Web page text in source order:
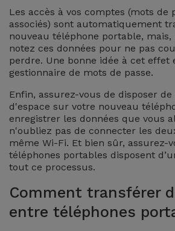
Étuis et Sacs
Traceurs et
Accessoires
Auto et
Vélo
Accessoires
d'ordinateur
Accessoires
iPad et
Les accès à vos comptes (mots de
associés) sont automatiquement
nouveau téléphone portable,
notez ces données pour ne pas
perdre. Une bonne idée à cet effet
gestionnaire de mots de passe.
Enfin, assurez-vous de disposer
d'espace sur votre nouveau
enregistrer les données que vous
n'oubliez pas de connecter les
même Wi-Fi. Et bien sûr, assurez-
téléphones portables disposent
tout ce processus.
Comment transférer
entre téléphones